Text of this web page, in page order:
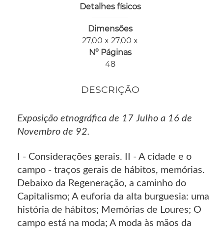
Detalhes físicos
Dimensões
27,00 x 27,00 x
Nº Páginas
48
DESCRIÇÃO
Exposição etnográfica de 17 Julho a 16 de
Novembro de 92.
I - Considerações gerais. II - A cidade e o
campo - traços gerais de hábitos, memórias.
Debaixo da Regeneração, a caminho do
Capitalismo; A euforia da alta burguesia: uma
história de hábitos; Memórias de Loures; O
campo está na moda; A moda às mãos da